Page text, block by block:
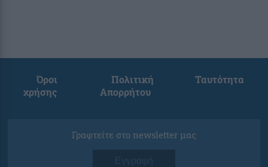
Όροι
χρήσης
Πολιτική
Απορρήτου
Ταυτότητα
Γραφτείτε στο newsletter μας
Εγγραφή